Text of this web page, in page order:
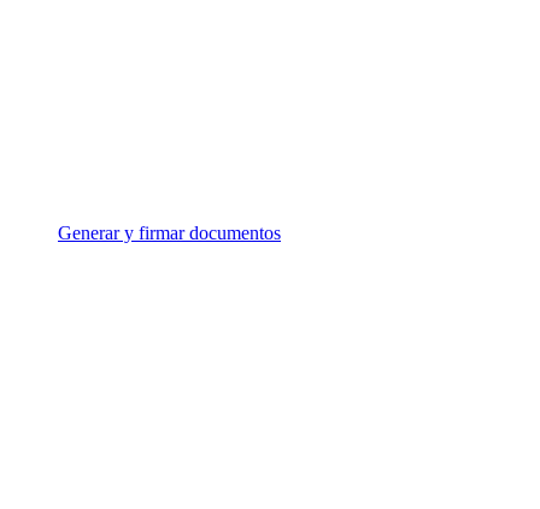
Generar y firmar documentos